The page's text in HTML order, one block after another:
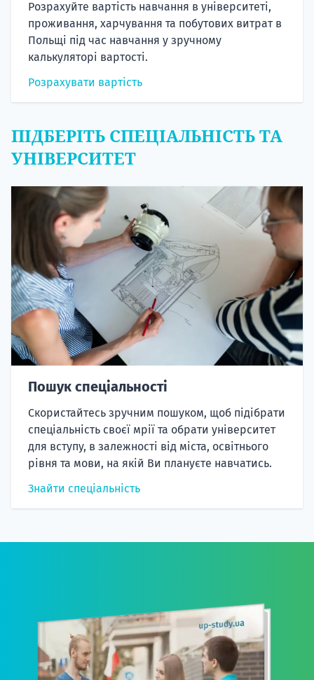
Розрахуйте вартість навчання в університеті,
проживання, харчування та побутових витрат в
Польщі під час навчання у зручному
калькуляторі вартості.
Розрахувати вартість
ПІДБЕРІТЬ СПЕЦІАЛЬНІСТЬ ТА
УНІВЕРСИТЕТ
Пошук спеціальності
Скористайтесь зручним пошуком, щоб підібрати
спеціальність своєї мрії та обрати університет
для вступу, в залежності від міста, освітнього
рівня та мови, на якій Ви плануєте навчатись.
Знайти спеціальність